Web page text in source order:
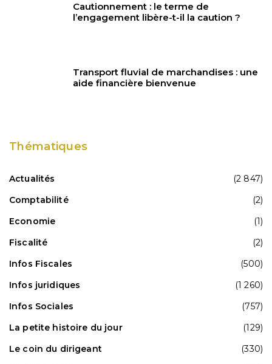
Cautionnement : le terme de
l’engagement libère-t-il la caution ?
Transport fluvial de marchandises : une
aide financière bienvenue
Thématiques
Actualités
(2 847)
Comptabilité
(2)
Economie
(1)
Fiscalité
(2)
Infos Fiscales
(500)
Infos juridiques
(1 260)
Infos Sociales
(757)
La petite histoire du jour
(129)
Le coin du dirigeant
(330)